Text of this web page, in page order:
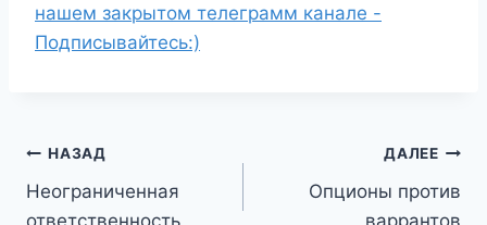
нашем закрытом телеграмм канале -
Подписывайтесь:)
Навигация
по
НАЗАД
Неограниченная
ответственность
ДАЛЕЕ
Опционы против
варрантов